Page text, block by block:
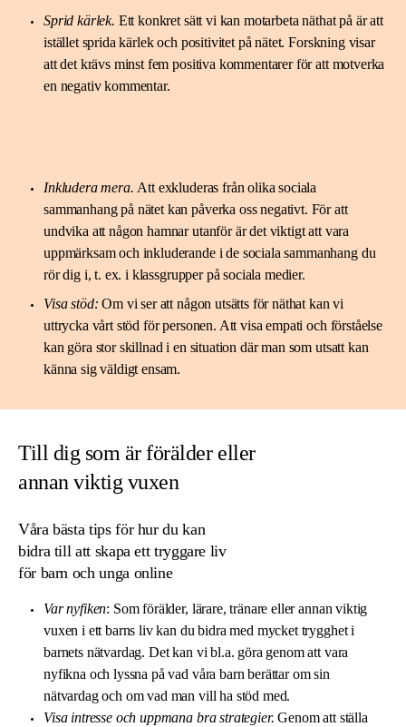
Sprid kärlek. Ett konkret sätt vi kan motarbeta näthat på är att
istället sprida kärlek och positivitet på nätet. Forskning visar
att det krävs minst fem positiva kommentarer för att motverka
en negativ kommentar.
Inkludera mera. Att exkluderas från olika sociala
sammanhang på nätet kan påverka oss negativt. För att
undvika att någon hamnar utanför är det viktigt att vara
uppmärksam och inkluderande i de sociala sammanhang du
rör dig i, t. ex. i klassgrupper på sociala medier.
Visa stöd: Om vi ser att någon utsätts för näthat kan vi
uttrycka vårt stöd för personen. Att visa empati och förståelse
kan göra stor skillnad i en situation där man som utsatt kan
känna sig väldigt ensam.
Till dig som är förälder eller
annan viktig vuxen
Våra bästa tips för hur du kan
bidra till att skapa ett tryggare liv
för barn och unga online
Var nyfiken: Som förälder, lärare, tränare eller annan viktig
vuxen i ett barns liv kan du bidra med mycket trygghet i
barnets nätvardag. Det kan vi bl.a. göra genom att vara
nyfikna och lyssna på vad våra barn berättar om sin
nätvardag och om vad man vill ha stöd med.
Visa intresse och uppmana bra strategier.Genom att ställa